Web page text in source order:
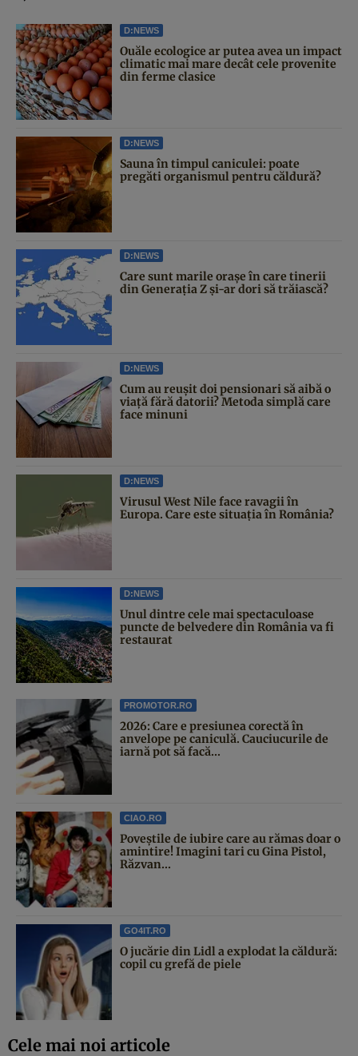
D:NEWS
Ouăle ecologice ar putea avea un impact
climatic mai mare decât cele provenite
din ferme clasice
D:NEWS
Sauna în timpul caniculei: poate
pregăti organismul pentru căldură?
D:NEWS
Care sunt marile orașe în care tinerii
din Generația Z și-ar dori să trăiască?
D:NEWS
Cum au reușit doi pensionari să aibă o
viață fără datorii? Metoda simplă care
face minuni
D:NEWS
Virusul West Nile face ravagii în
Europa. Care este situația în România?
D:NEWS
Unul dintre cele mai spectaculoase
puncte de belvedere din România va fi
restaurat
PROMOTOR.RO
2026: Care e presiunea corectă în
anvelope pe caniculă. Cauciucurile de
iarnă pot să facă...
CIAO.RO
Poveştile de iubire care au rămas doar o
amintire! Imagini tari cu Gina Pistol,
Răzvan...
GO4IT.RO
O jucărie din Lidl a explodat la căldură:
copil cu grefă de piele
Cele mai noi articole